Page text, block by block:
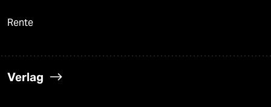
Rente
Verlag